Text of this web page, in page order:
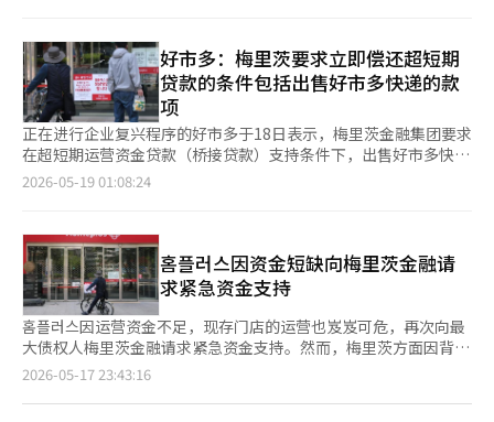
提供约一个月所需的运营资金的桥接贷款。” 此次请求中还包括
了홈플러스的管理人金光日MBK合伙人副会长的履约担保。홈플러
스表示：“金副会长已同意提供履约担保，并提出了其他额外的担
保方案。” 홈플러스强调，目前公司面临严重的资金困难。公司方
面表示：“今天是홈플러스的5月发薪日，但只支付了4月工资的一
部分，并且在商品供应方面也面临很大困难。”并指出：“桥接贷
款是公司克服当前困难所必需的资金。” 此外，홈플러스还表
示：“这笔资金将有助于公司正常化，从而提高债权人的债权回收
所有可能的解决方案。 与此同时，홈플러스目前已暂停全国104家
门店中37家门店的营业，计划在7月3日之前继续这一状态。※ 本
报道经人工智能（AI）系统翻译与编辑。
好市多：梅里茨要求立即偿还超短期
贷款的条件包括出售好市多快递的款
项
正在进行企业复兴程序的好市多于18日表示，梅里茨金融集团要求
在超短期运营资金贷款（桥接贷款）支持条件下，出售好市多快递
的款项需立即偿还。好市多表示，梅里茨考虑提供约1000亿韩元
个人提供连带担保。对此，好市多方面表示，已提议用房地产后顺
位收益权设定质押，而非连带担保。好市多方面解释称：“快递业
务转让合同已签署，预计在下月底完成交易并收到款项，考虑到个
人等已为其他运营资金支持提供了连带担保的情况。”然而，好市
多正在审查梅里茨的贷款条件，似乎是因为面临工资拖欠和商品款
项未支付等亟待解决的问题。目前，梅里茨持有好市多68家门店作
为担保。复兴程序后完成或正在进行的主要房地产出售款项也优先
用于偿还梅里茨的债务。与此同时，随着好市多资金困难的持续，
工会也开始要求恢复供货。好市多一般劳动工会最近决定放弃工资
2026-05-19 01:08:24
홈플러스因资金短缺向梅里茨金融请
求紧急资金支持
홈플러스因运营资金不足，现存门店的运营也岌岌可危，再次向最
大债权人梅里茨金融请求紧急资金支持。然而，梅里茨方面因背信
争议等原因，表示在没有明确履行担保的情况下，难以提供额外贷
里茨已将大部分主要资产以担保信托的形式锁定，因此无法自行筹
2026-05-17 23:43:16
页